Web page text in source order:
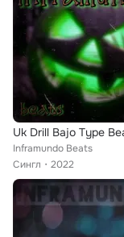
Inframundo Beats
Сингл
2022